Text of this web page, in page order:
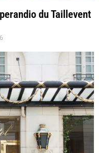
du Taillevent